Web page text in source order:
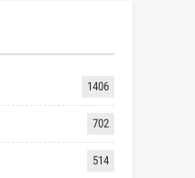
1406
702
514